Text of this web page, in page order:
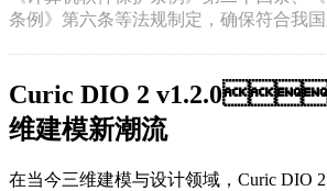
条例》第六条等法规制定，确保符合我国
Curic DIO 2
维建模新潮流
在当今三维建模与设计领域，Curic DIO